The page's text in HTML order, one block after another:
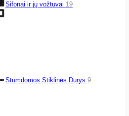
Sifonai ir jų vožtuvai 19
Stumdomos Stiklinės Durys 9